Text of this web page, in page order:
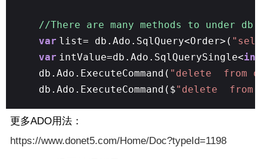
//There are many methods to under
var list= db.Ado.SqlQuery<Order>(
var intValue=db.Ado.SqlQuerySingle<int
db.Ado.ExecuteCommand( "delete from
db.Ado.ExecuteCommand($"delete from
更多ADO用法：
https://www.donet5.com/Home/Doc?typeId=1198